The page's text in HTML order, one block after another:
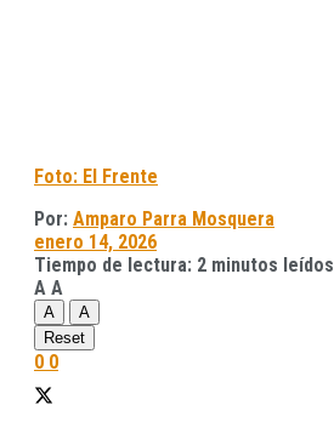
Foto: El Frente
Por: Amparo Parra Mosquera
enero 14, 2026
Tiempo de lectura: 2 minutos leídos
A A
A
A
Reset
0 0